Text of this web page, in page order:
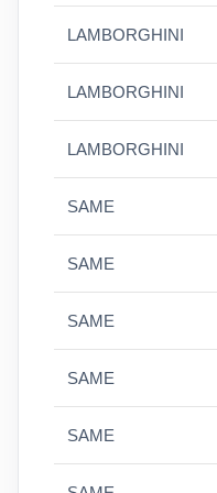
LAMBORGHINI
LAMBORGHINI
LAMBORGHINI
SAME
SAME
SAME
SAME
SAME